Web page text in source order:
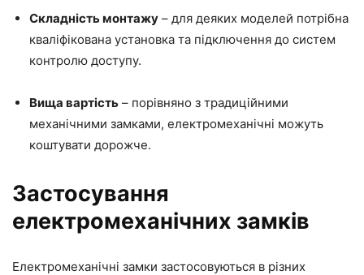
Складність монтажу – для деяких моделей потрібна
кваліфікована установка та підключення до систем
контролю доступу.
Вища вартість – порівняно з традиційними
механічними замками, електромеханічні можуть
коштувати дорожче.
Застосування
електромеханічних замків
Електромеханічні замки застосовуються в різних